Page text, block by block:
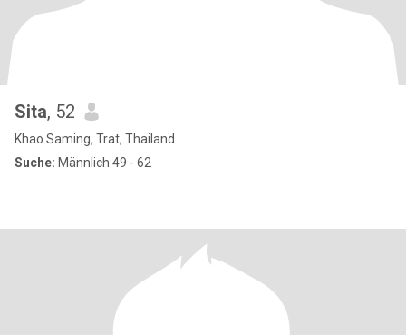
Sita, 52
Khao Saming, Trat, Thailand
Suche: Männlich 49 - 62